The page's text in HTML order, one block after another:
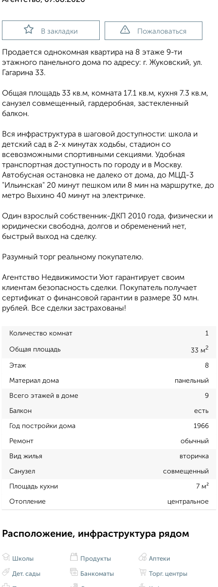
В закладки Пожаловаться
Продается однокомная квартира на 8 этаже 9-ти
этажного панельного дома по адресу: г. Жуковский, ул.
Гагарина 33.
Общая площадь 33 кв.м, комната 17.1 кв.м, кухня 7.3 кв.м,
санузел совмещенный, гардеробная, застекленный
балкон.
Вся инфраструктура в шаговой доступности: школа и
детский сад в 2-х минутах ходьбы, стадион со
всевозможными спортивными секциями. Удобная
транспортная доступность по городу и в Москву.
Автобусная остановка не далеко от дома, до МЦД-3
"Ильинская" 20 минут пешком или 8 мин на маршрутке, до
метро Выхино 40 минут на электричке.
Один взрослый собственник-ДКП 2010 года, физически и
юридически свободна, долгов и обременений нет,
быстрый выход на сделку.
Разумный торг реальному покупателю.
Агентство Недвижимости Уют гарантирует своим
клиентам безопасность сделки. Покупатель получает
сертификат о финансовой гарантии в размере 30 млн.
рублей. Все сделки застрахованы!
Количество комнат 1
Общая площадь 33 м2
Этаж 8
Материал дома панельный
Всего этажей в доме 9
Балкон есть
Год постройки дома 1966
Ремонт обычный
Вид жилья вторичка
Санузел совмещенный
Площадь кухни 7 м²
Отопление центральное
Расположение, инфраструктура рядом
Школы
Дет. сады
Продукты
Банкоматы
Аптеки
Торг. центры